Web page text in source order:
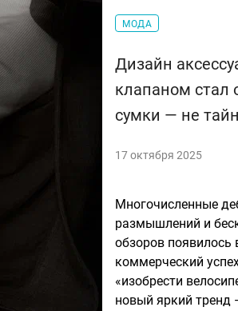
МОДА
Дизайн
клапаном стал
сумки — не
17 октября 2025
Многочисленные
размышлений и
обзоров появилось
коммерческий
«изобрести
новый яркий тренд